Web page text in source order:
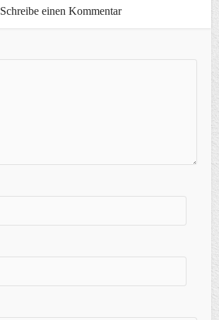
Schreibe einen Kommentar